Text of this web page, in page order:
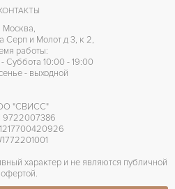
Москва,
Серп и Молот д 3, к 2,
работы:
Суббота 10:00 - 19:00
- выходной
"СВИСС"
характер и не являются публичной
офертой.